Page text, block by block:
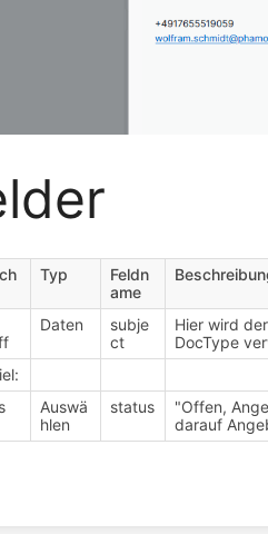
Typ
Feldn
ame
Daten
subje
ct
Hier wird
DocType
Auswä
hlen
status
"Offen,
darauf